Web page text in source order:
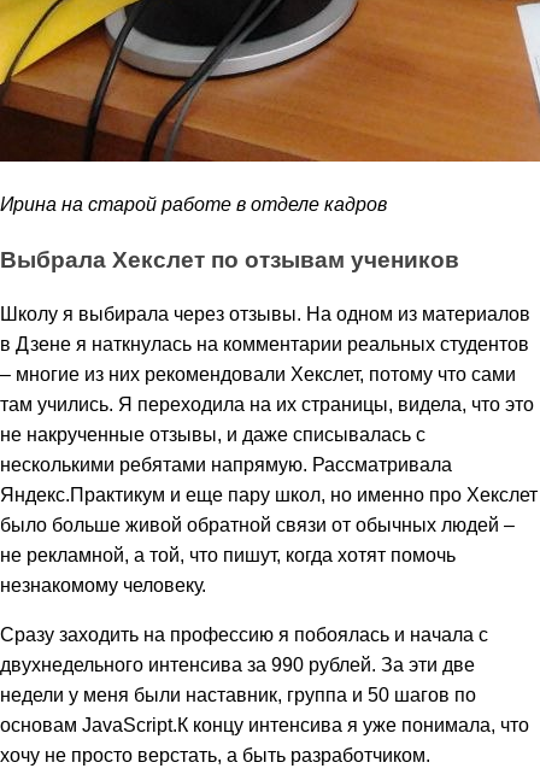
Ирина на старой работе в отделе кадров
Выбрала Хекслет по отзывам учеников
Школу я выбирала через отзывы. На одном из материалов
в Дзене я наткнулась на комментарии реальных студентов
– многие из них рекомендовали Хекслет, потому что сами
там учились. Я переходила на их страницы, видела, что это
не накрученные отзывы, и даже списывалась с
несколькими ребятами напрямую. Рассматривала
Яндекс.Практикум и еще пару школ, но именно про Хекслет
было больше живой обратной связи от обычных людей –
не рекламной, а той, что пишут, когда хотят помочь
незнакомому человеку.
Сразу заходить на профессию я побоялась и начала с
двухнедельного интенсива за 990 рублей. За эти две
недели у меня были наставник, группа и 50 шагов по
основам JavaScript.К концу интенсива я уже понимала, что
хочу не просто верстать, а быть разработчиком.